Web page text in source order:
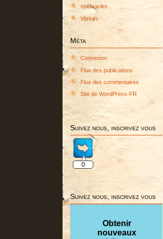
spectacles
Vitrines
Méta
Connexion
Flux des publications
Flux des commentaires
Site de WordPress-FR
Suivez nous, inscrivez vous
0
Suivez nous, inscrivez vous
Obtenir
nouveaux